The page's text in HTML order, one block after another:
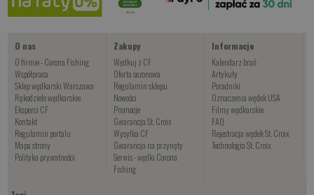
O nas
O firmie - Corona Fishing
Współpraca
Sklep wędkarski Warszawa
Rękodzieło wędkarskie
Eksperci CF
Kontakt
Regulamin portalu
Mapa strony
Polityka prywatności
Zakupy
Wędkuj z CF
Oferta sezonowa
Regulamin sklepu
Nowości
Promocje
Gwarancja St. Croix
Wysyłka CF
Gwarancja na przynęty
Serwis - wędki Corona
Fishing
Informacje
Kalendarz brań
Artykuły
Poradniki
Oznaczenia wędek USA
Filmy wędkarskie
FAQ
Rejestracja wędek St. Croix
Technologia St. Croix